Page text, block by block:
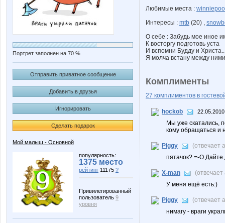
Портрет заполнен на 70 %
Отправить приватное сообщение
Добавить в друзья
Игнорировать
Сделать подарок
Мой малыш - Основной
популярность:
1375 место
рейтинг 11175 ?
Привилегированный
пользователь 9
уровня
Любимые места :
Интересы : mtb (20) ,
О себе : Забудь мое иное
К восторгу подготовь уста
И вспомни Будду и
Я молча встану между
Комплименты
27 комплиментов в
hockob
Мы уже скатались,
кому обращаться и
Piggy
(отвечает
пятачок? =-О Дайте
X-man
У меня ещё есть:)
Piggy
(отвечает
нимагу - враги